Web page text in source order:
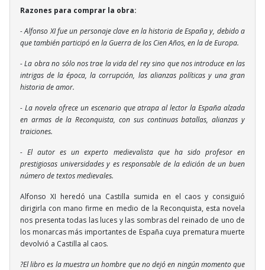
Razones para comprar la obra:
- Alfonso XI fue un personaje clave en la historia de España y, debido a
que también participó en la Guerra de los Cien Años, en la de Europa.
- La obra no sólo nos trae la vida del rey sino que nos introduce en las
intrigas de la época, la corrupción, las alianzas políticas y una gran
historia de amor.
- La novela ofrece un escenario que atrapa al lector la España alzada
en armas de la Reconquista, con sus continuas batallas, alianzas y
traiciones.
- El autor es un experto medievalista que ha sido profesor en
prestigiosas universidades y es responsable de la edición de un buen
número de textos medievales.
Alfonso XI heredó una Castilla sumida en el caos y consiguió
dirigirla con mano firme en medio de la Reconquista, esta novela
nos presenta todas las luces y las sombras del reinado de uno de
los monarcas más importantes de España cuya prematura muerte
devolvió a Castilla al caos.
?El libro es la muestra un hombre que no dejó en ningún momento que